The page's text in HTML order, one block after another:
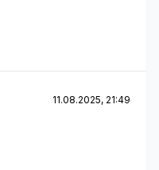
11.08.2025, 21:49